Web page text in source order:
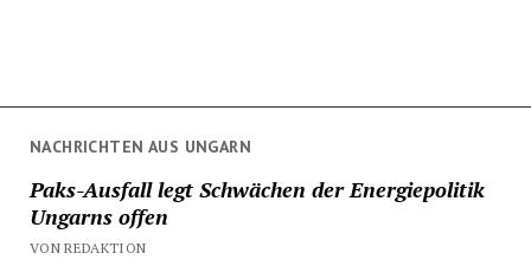
NACHRICHTEN AUS UNGARN
Paks-Ausfall legt Schwächen der Energiepolitik
Ungarns offen
VON REDAKTION